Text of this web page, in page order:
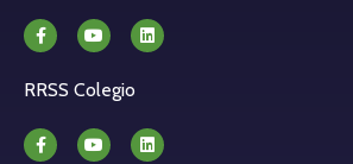
RRSS Colegio